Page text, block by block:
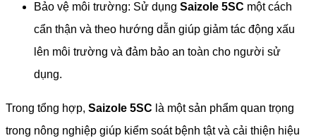
Bảo vệ môi trường: Sử dụng Saizole 5SC một cách
cẩn thận và theo hướng dẫn giúp giảm tác động xấu
lên môi trường và đảm bảo an toàn cho người sử
dụng.
Trong tổng hợp, Saizole 5SC là một sản phẩm quan trọng
trong nông nghiệp giúp kiểm soát bệnh tật và cải thiện hiệu